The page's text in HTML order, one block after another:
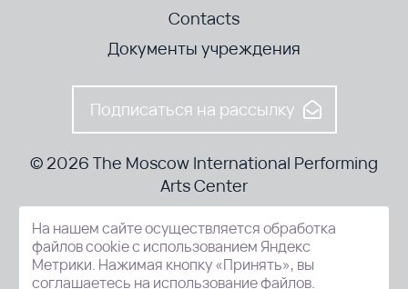
Contacts
Документы учреждения
Подписаться на рассылку
© 2026 The Moscow International Performing
Arts Center
52-8, Kosmodamianskaya nab., Moscow, 115054, Russia
На нашем сайте осуществляется обработка
файлов cookie с использованием Яндекс
Метрики. Нажимая кнопку «Принять», вы
соглашаетесь на использование файлов.